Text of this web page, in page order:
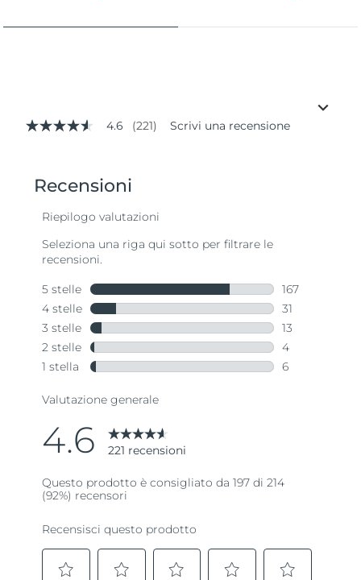
4.6
valore
valutazione
Read
221
Stesso
alla
pagina.
4.6 (221) Scrivi una recensione